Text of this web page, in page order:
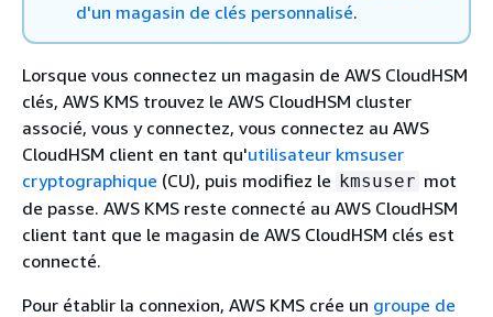
d'un magasin de clés personnalisé.
Lorsque vous connectez un magasin de AWS CloudHSM
clés, AWS KMS trouvez le AWS CloudHSM cluster
associé, vous y connectez, vous connectez au AWS
CloudHSM client en tant qu'utilisateur kmsuser
cryptographique (CU), puis modifiez le kmsuser mot
de passe. AWS KMS reste connecté au AWS CloudHSM
client tant que le magasin de AWS CloudHSM clés est
connecté.
Pour établir la connexion, AWS KMS crée un groupe de